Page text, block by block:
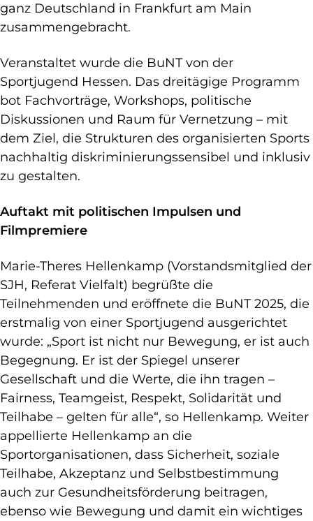
ganz Deutschland in Frankfurt am Main
zusammengebracht.
Veranstaltet wurde die BuNT von der
Sportjugend Hessen. Das dreitägige Programm
bot Fachvorträge, Workshops, politische
Diskussionen und Raum für Vernetzung – mit
dem Ziel, die Strukturen des organisierten Sports
nachhaltig diskriminierungssensibel und inklusiv
zu gestalten.
Auftakt mit politischen Impulsen und
Filmpremiere
Marie-Theres Hellenkamp (Vorstandsmitglied der
SJH, Referat Vielfalt) begrüßte die
Teilnehmenden und eröffnete die BuNT 2025, die
erstmalig von einer Sportjugend ausgerichtet
wurde: „Sport ist nicht nur Bewegung, er ist auch
Begegnung. Er ist der Spiegel unserer
Gesellschaft und die Werte, die ihn tragen –
Fairness, Teamgeist, Respekt, Solidarität und
Teilhabe – gelten für alle“, so Hellenkamp. Weiter
appellierte Hellenkamp an die
Sportorganisationen, dass Sicherheit, soziale
Teilhabe, Akzeptanz und Selbstbestimmung
auch zur Gesundheitsförderung beitragen,
ebenso wie Bewegung und damit ein wichtiges